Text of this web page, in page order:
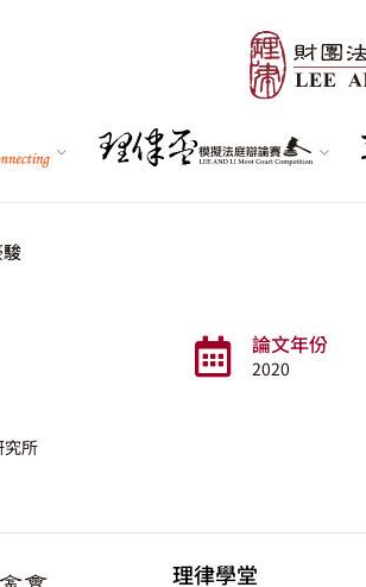
論文年份
2020
究所
理律學堂